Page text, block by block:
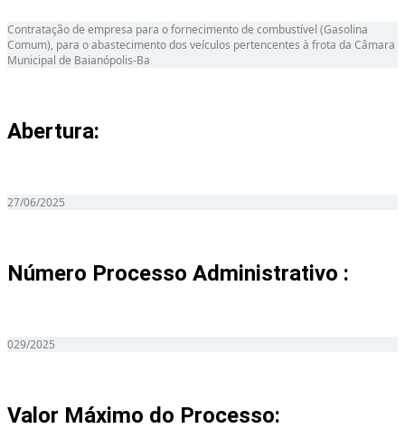
Contratação de empresa para o fornecimento de combustível (Gasolina
Comum), para o abastecimento dos veículos pertencentes à frota da Câmara
Municipal de Baianópolis-Ba
Abertura:
27/06/2025
Número Processo Administrativo :
029/2025
Valor Máximo do Processo: ​